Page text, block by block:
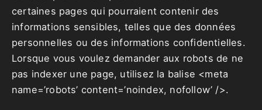
certaines pages qui pourraient contenir des
informations sensibles, telles que des données
personnelles ou des informations confidentielles.
Lorsque vous voulez demander aux robots de ne
pas indexer une page, utilisez la balise <meta
name=’robots’ content=’noindex, nofollow’ />.